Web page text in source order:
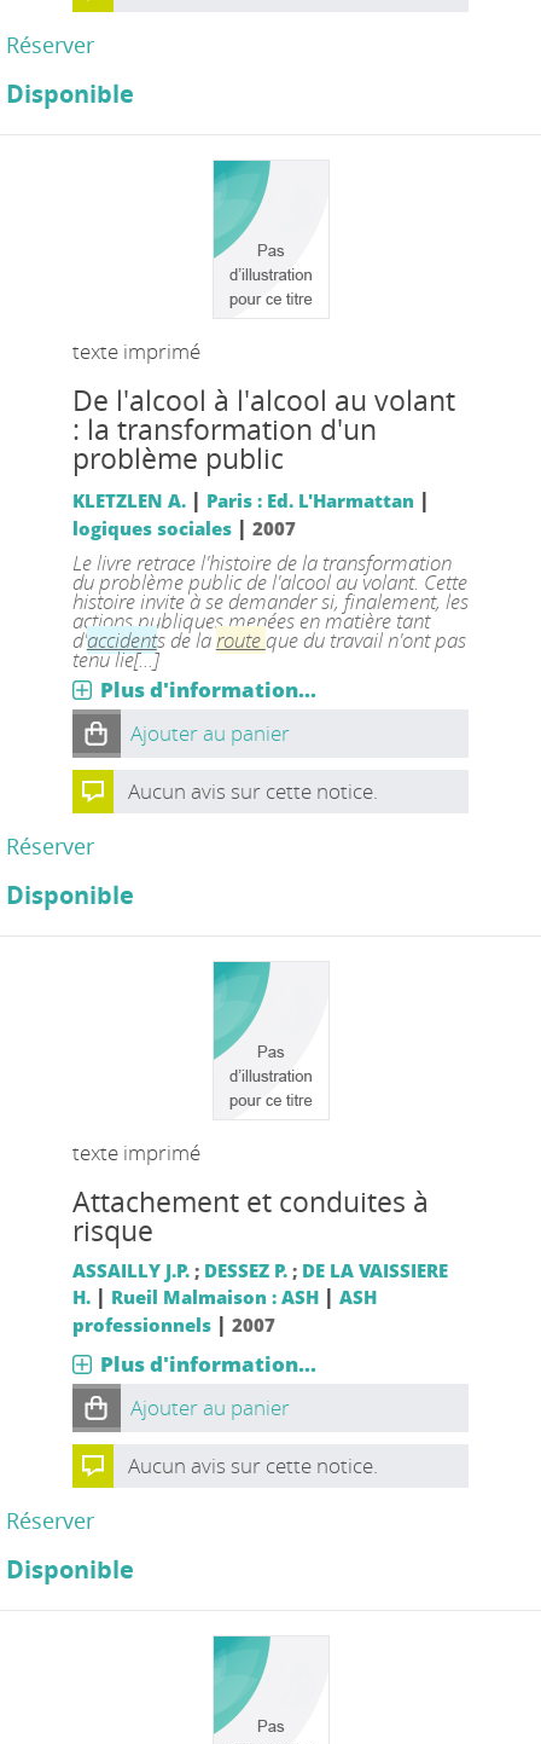
Réserver
Disponible
texte imprimé
De l'alcool à l'alcool au volant
: la transformation d'un
problème public
KLETZLEN A. | Paris : Ed. L'Harmattan |
logiques sociales| 2007
Le livre retrace l'histoire de la transformation
du problème public de l'alcool au volant. Cette
histoire invite à se demander si, finalement, les
actions publiques menées en matière tant
d'accidents de laroute que du travail n'ont pas
tenu lie[...]
Plus d'information...
Ajouter au panier
Aucun avis sur cette notice.
Réserver
Disponible
texte imprimé
Attachement et conduites à
risque
ASSAILLY J.P.; DESSEZ P.; DE LA VAISSIERE
H. | Rueil Malmaison : ASH| ASH
professionnels| 2007
Plus d'information...
Ajouter au panier
Aucun avis sur cette notice.
Réserver
Disponible